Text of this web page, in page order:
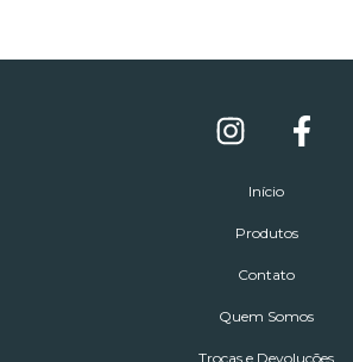
Início
Produtos
Contato
Quem Somos
Trocas e Devoluções